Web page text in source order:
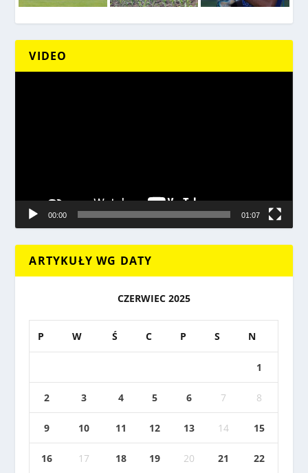
VIDEO
00:00 01:07
ARTYKUŁY WG DATY
CZERWIEC 2025
P W Ś C P S N
1
2 3 4 5 6 7 8
9 10 11 12 13 14 15
16 17 18 19 20 21 22